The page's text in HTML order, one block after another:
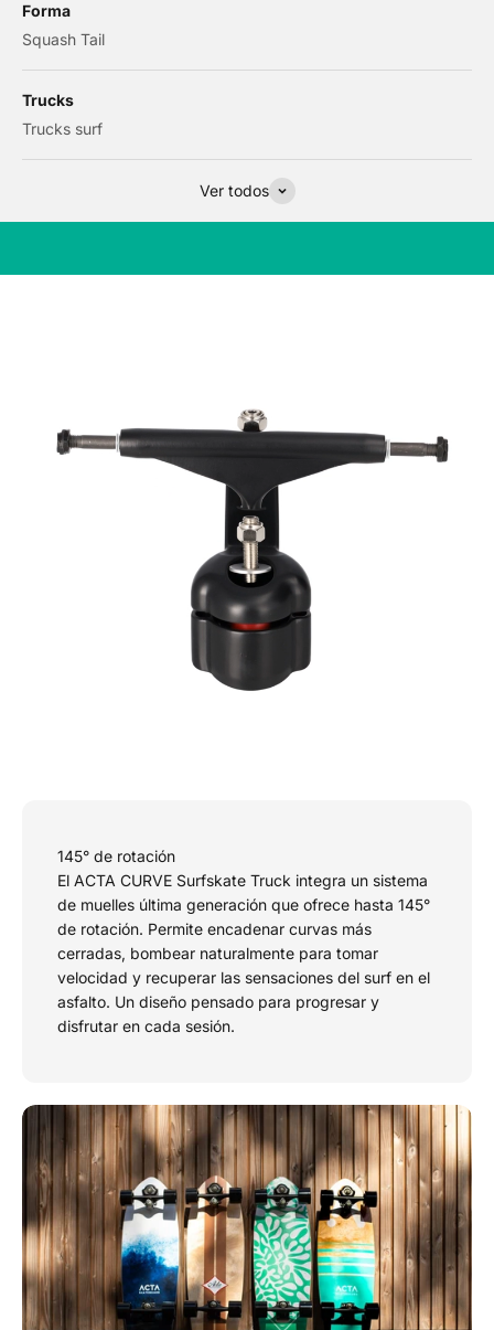
Forma
Squash Tail
Trucks
Trucks surf
Ver todos
145° de rotación
El ACTA CURVE Surfskate Truck integra un sistema
de muelles última generación que ofrece hasta 145°
de rotación. Permite encadenar curvas más
cerradas, bombear naturalmente para tomar
velocidad y recuperar las sensaciones del surf en el
asfalto. Un diseño pensado para progresar y
disfrutar en cada sesión.